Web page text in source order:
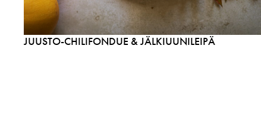
JUUSTO-CHILIFONDUE & JÄLKIUUNILEIPÄ